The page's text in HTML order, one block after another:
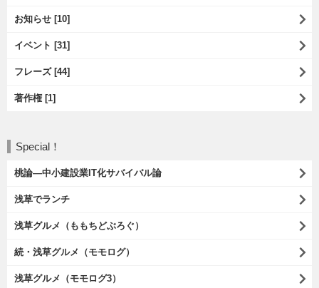
お知らせ [10]
イベント [31]
フレーズ [44]
著作権 [1]
Special！
桃論―中小建設業IT化サバイバル論
浅草でランチ
浅草グルメ（ももちどぶろぐ）
続・浅草グルメ（モモログ）
浅草グルメ（モモログ3）